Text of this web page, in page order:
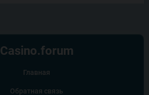
Casino.forum
Главная
Обратная связь